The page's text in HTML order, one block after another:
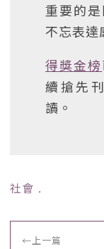
重要的
不忘表達
得獎金榜
續搶先
讀。
社會 ﹒
←上一篇